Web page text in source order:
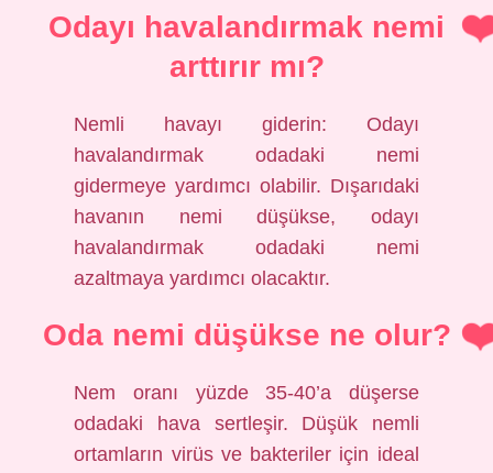
Odayı havalandırmak nemi
arttırır mı?
Nemli havayı giderin: Odayı
havalandırmak odadaki nemi
gidermeye yardımcı olabilir. Dışarıdaki
havanın nemi düşükse, odayı
havalandırmak odadaki nemi
azaltmaya yardımcı olacaktır.
Oda nemi düşükse ne olur?
Nem oranı yüzde 35-40’a düşerse
odadaki hava sertleşir. Düşük nemli
ortamların virüs ve bakteriler için ideal